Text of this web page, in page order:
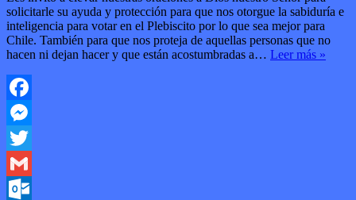
solicitarle su ayuda y protección para que nos otorgue la sabiduría e
inteligencia para votar en el Plebiscito por lo que sea mejor para
Chile. También para que nos proteja de aquellas personas que no
hacen ni dejan hacer y que están acostumbradas a… Leer más »
Facebook
Messenger
Twitter
Gmail